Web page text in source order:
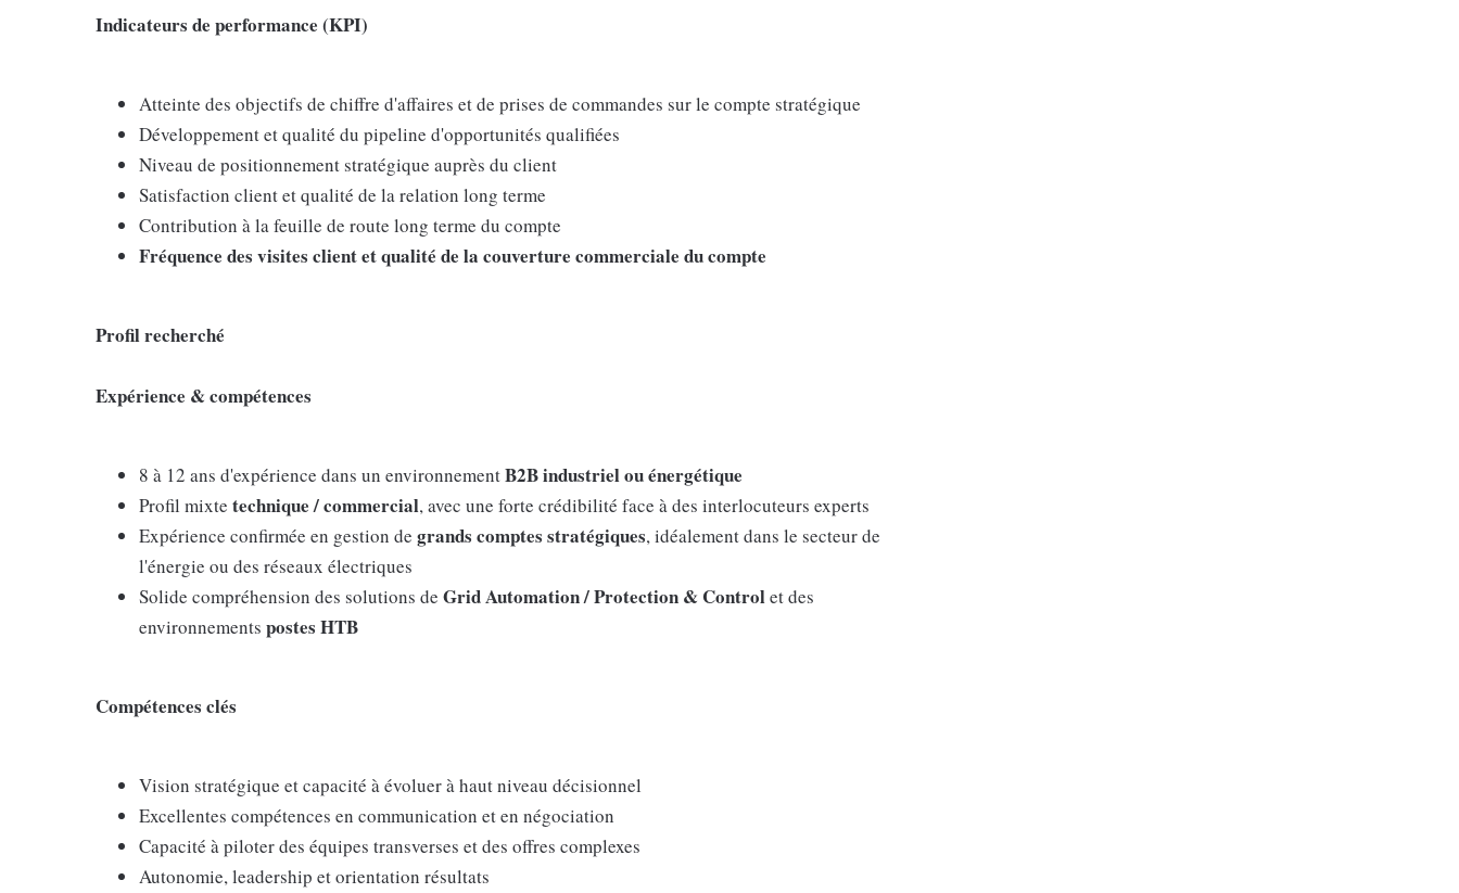
Indicateurs de performance (KPI)
Atteinte des objectifs de chiffre d'affaires et de prises de commandes sur le compte stratégique
Développement et qualité du pipeline d'opportunités qualifiées
Niveau de positionnement stratégique auprès du client
Satisfaction client et qualité de la relation long terme
Contribution à la feuille de route long terme du compte
Fréquence des visites client et qualité de la couverture commerciale du compte
Profil recherché
Expérience & compétences
8 à 12 ans d'expérience dans un environnementB2B industriel ou énergétique
Profil mixte technique / commercial, avec une forte crédibilité face à des interlocuteurs experts
Expérience confirmée en gestion de grands comptes stratégiques, idéalement dans le secteur de
l'énergie ou des réseaux électriques
Solide compréhension des solutions de Grid Automation / Protection & Controlet des
environnements postes HTB
Compétences clés
Vision stratégique et capacité à évoluer à haut niveau décisionnel
Excellentes compétences en communication et en négociation
Capacité à piloter des équipes transverses et des offres complexes
Autonomie, leadership et orientation résultats